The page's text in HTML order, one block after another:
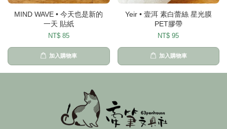
MIND WAVE • 今天也是新的
一天 貼紙
NT$ 85
加入購物車
Yeir • 壹洱 素白蕾絲 星光膜
PET膠帶
NT$ 95
加入購物車